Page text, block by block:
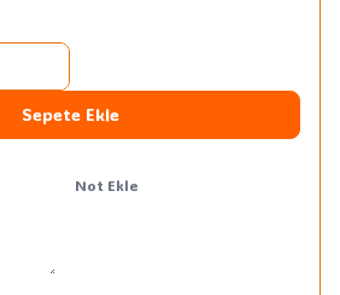
Sepete Ekle
Not Ekle